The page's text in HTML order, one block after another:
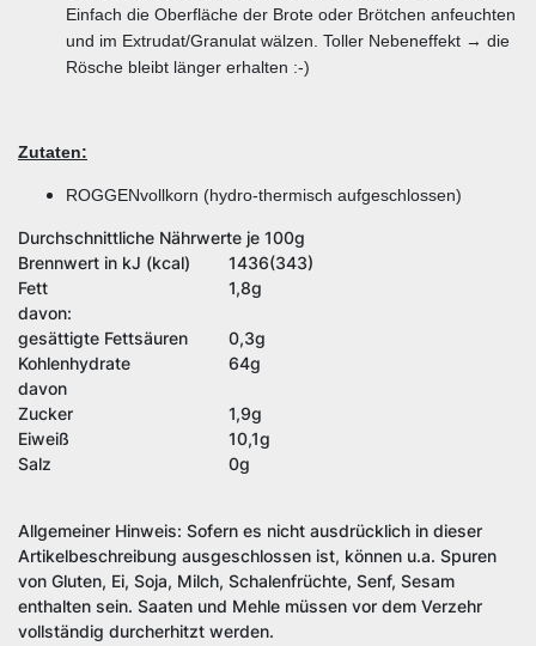
Einfach die Oberfläche der Brote oder Brötchen anfeuchten
und im Extrudat/Granulat wälzen. Toller Nebeneffekt → die
Rösche bleibt länger erhalten :-)
Zutaten:
ROGGENvollkorn (hydro-thermisch aufgeschlossen)
Durchschnittliche Nährwerte je 100g
Brennwert in kJ (kcal)
1436(343)
Fett
1,8g
davon:
gesättigte Fettsäuren
0,3g
Kohlenhydrate
64g
davon
Zucker
1,9g
Eiweiß
10,1g
Salz
0g
Allgemeiner Hinweis: Sofern es nicht ausdrücklich in dieser
Artikelbeschreibung ausgeschlossen ist, können u.a. Spuren
von Gluten, Ei, Soja, Milch, Schalenfrüchte, Senf, Sesam
enthalten sein. Saaten und Mehle müssen vor dem Verzehr
vollständig durcherhitzt werden.